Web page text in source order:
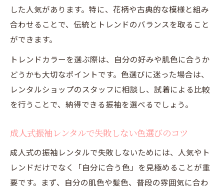
した人気があります。特に、花柄や古典的な模様と組み
合わせることで、伝統とトレンドのバランスを取ること
ができます。
トレンドカラーを選ぶ際は、自分の好みや肌色に合うか
どうかも大切なポイントです。色選びに迷った場合は、
レンタルショップのスタッフに相談し、試着による比較
を行うことで、納得できる振袖を選べるでしょう。
成人式振袖レンタルで失敗しない色選びのコツ
成人式の振袖レンタルで失敗しないためには、人気やト
レンドだけでなく「自分に合う色」を見極めることが重
要です。まず、自分の肌色や髪色、普段の雰囲気に合わ